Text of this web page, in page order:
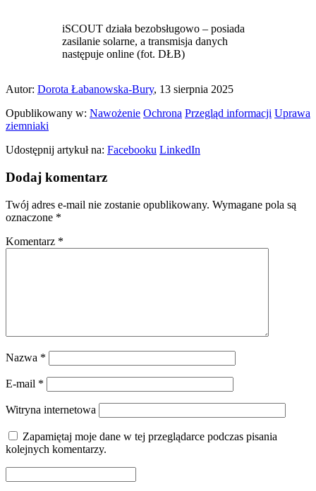
iSCOUT działa bezobsługowo – posiada
zasilanie solarne, a transmisja danych
następuje online (fot. DŁB)
Autor: Dorota Łabanowska-Bury, 13 sierpnia 2025
Opublikowany w: Nawożenie Ochrona Przegląd informacji Uprawa
ziemniaki
Udostępnij artykuł na: Facebooku LinkedIn
Dodaj komentarz
Twój adres e-mail nie zostanie opublikowany. Wymagane pola są
oznaczone *
Komentarz *
Nazwa *
E-mail *
Witryna internetowa
Zapamiętaj moje dane w tej przeglądarce podczas pisania
kolejnych komentarzy.